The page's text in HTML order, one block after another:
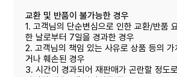
교환 및 반품이 불가능한 경우
1. 고객님의 단순변심으로 인한 교환/반품
한 날로부터 7일을 경과한 경우
2. 고객님의 책임 있는 사유로 상품 등의 가
거나 훼손된 경우
3. 시간이 경과되어 재판매가 곤란할 정도